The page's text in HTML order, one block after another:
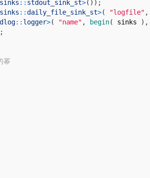
sinks :: stdout_sink_st>( ) ) ;
sinks ::daily_file_sink_st>( "logfile" ,
:: logger>( "name" , begin( sinks ) ,
;
幂